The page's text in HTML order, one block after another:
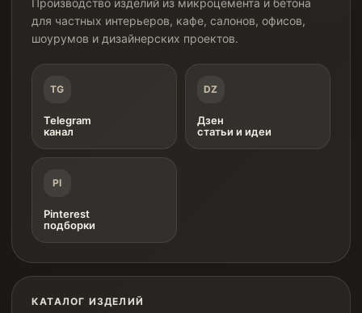
Производство изделий из микроцемента и бетона
для частных интерьеров, кафе, салонов, офисов,
шоурумов и дизайнерских проектов.
TG
Telegram
канал
DZ
Дзен
статьи и идеи
PI
Pinterest
подборки
КАТАЛОГ ИЗДЕЛИЙ